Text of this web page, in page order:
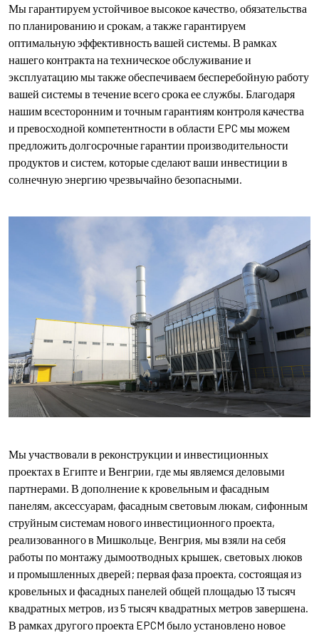
Мы гарантируем устойчивое высокое качество, обязательства
по планированию и срокам, а также гарантируем
оптимальную эффективность вашей системы. В рамках
нашего контракта на техническое обслуживание и
эксплуатацию мы также обеспечиваем бесперебойную работу
вашей системы в течение всего срока ее службы. Благодаря
нашим всесторонним и точным гарантиям контроля качества
и превосходной компетентности в области EPC мы можем
предложить долгосрочные гарантии производительности
продуктов и систем, которые сделают ваши инвестиции в
солнечную энергию чрезвычайно безопасными.
Мы участвовали в реконструкции и инвестиционных
проектах в Египте и Венгрии, где мы являемся деловыми
партнерами. В дополнение к кровельным и фасадным
панелям, аксессуарам, фасадным световым люкам, сифонным
струйным системам нового инвестиционного проекта,
реализованного в Мишкольце, Венгрия, мы взяли на себя
работы по монтажу дымоотводных крышек, световых люков
и промышленных дверей; первая фаза проекта, состоящая из
кровельных и фасадных панелей общей площадью 13 тысяч
квадратных метров, из 5 тысяч квадратных метров завершена.
В рамках другого проекта EPCM было установлено новое